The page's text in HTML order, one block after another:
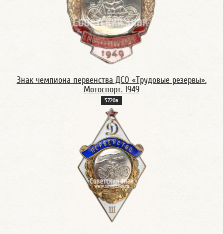
Знак чемпиона первенства ДСО «Трудовые резервы».
Мотоспорт. 1949
5720а